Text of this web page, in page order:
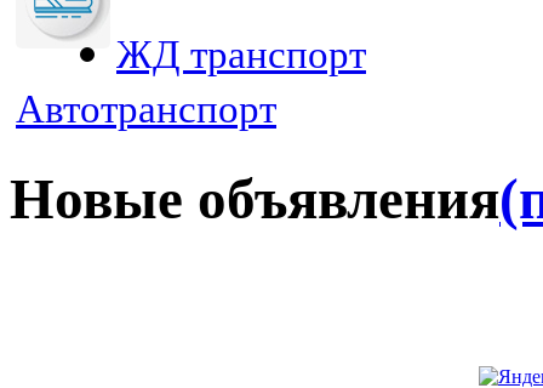
ЖД транспорт
Автотранспорт
Новые объявления